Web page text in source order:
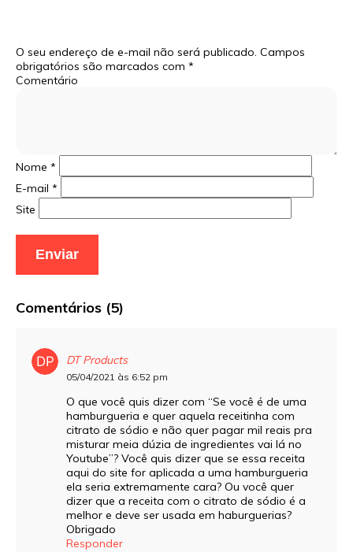
O seu endereço de e-mail não será publicado. Campos
obrigatórios são marcados com *
Comentário
Nome *
E-mail *
Site
Comentários (5)
DT Products
05/04/2021 às 6:52 pm
O que você quis dizer com “Se você é de uma
hamburgueria e quer aquela receitinha com
citrato de sódio e não quer pagar mil reais pra
misturar meia dúzia de ingredientes vai lá no
Youtube”? Você quis dizer que se essa receita
aqui do site for aplicada a uma hamburgueria
ela seria extremamente cara? Ou você quer
dizer que a receita com o citrato de sódio é a
melhor e deve ser usada em haburguerias?
Obrigado
Responder